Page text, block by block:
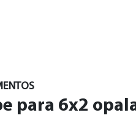
para 6x2